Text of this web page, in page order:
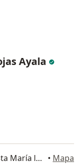
Ayala
C. Sor Juana Ines de la Cruz 43, Sta María la Ribera, Cuauhtémoc, 06400 Ciudad de México, CDMX, Cuauhtémoc • Mapa